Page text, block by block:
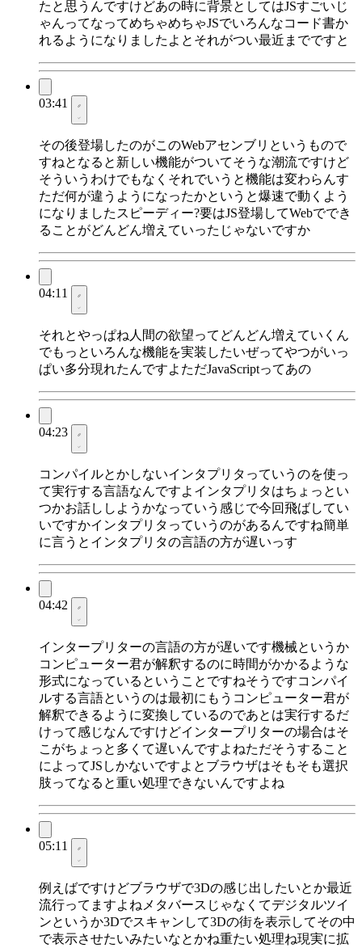
たと思うんですけどあの時に背景としてはJSすごいじ
ゃんってなってめちゃめちゃJSでいろんなコード書か
れるようになりましたよとそれがつい最近までですと
03:41
その後登場したのがこのWebアセンブリというもので
すねとなると新しい機能がついてそうな潮流ですけど
そういうわけでもなくそれでいうと機能は変わらんす
ただ何が違うようになったかというと爆速で動くよう
になりましたスピーディー?要はJS登場してWebででき
ることがどんどん増えていったじゃないですか
04:11
それとやっぱね人間の欲望ってどんどん増えていくん
でもっといろんな機能を実装したいぜってやつがいっ
ぱい多分現れたんですよただJavaScriptってあの
04:23
コンパイルとかしないインタプリタっていうのを使っ
て実行する言語なんですよインタプリタはちょっとい
つかお話ししようかなっていう感じで今回飛ばしてい
いですかインタプリタっていうのがあるんですね簡単
に言うとインタプリタの言語の方が遅いっす
04:42
インタープリターの言語の方が遅いです機械というか
コンピューター君が解釈するのに時間がかかるような
形式になっているということですねそうですコンパイ
ルする言語というのは最初にもうコンピューター君が
解釈できるように変換しているのであとは実行するだ
けって感じなんですけどインタープリターの場合はそ
こがちょっと多くて遅いんですよねただそうすること
によってJSしかないですよとブラウザはそもそも選択
肢ってなると重い処理できないんですよね
05:11
例えばですけどブラウザで3Dの感じ出したいとか最近
流行ってますよねメタバースじゃなくてデジタルツイ
ンというか3Dでスキャンして3Dの街を表示してその中
で表示させたいみたいなとかね重たい処理ね現実に拡